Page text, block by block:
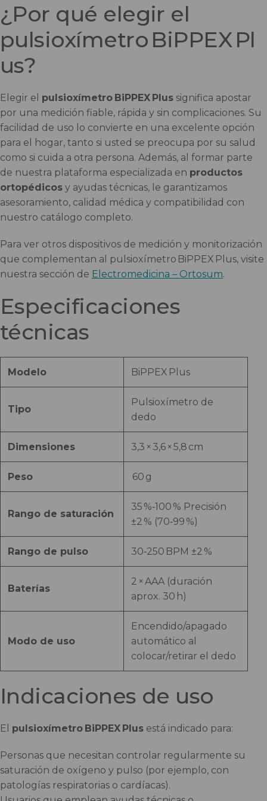
¿Por qué elegir el
pulsioxímetro BiPPEX Pl
us?
Elegir el pulsioxímetro BiPPEX Plus significa apostar
por una medición fiable, rápida y sin complicaciones. Su
facilidad de uso lo convierte en una excelente opción
para el hogar, tanto si usted se preocupa por su salud
como si cuida a otra persona. Además, al formar parte
de nuestra plataforma especializada en productos
ortopédicos y ayudas técnicas, le garantizamos
asesoramiento, calidad médica y compatibilidad con
nuestro catálogo completo.
Para ver otros dispositivos de medición y monitorización
que complementan al pulsioxímetro BiPPEX Plus, visite
nuestra sección de Electromedicina – Ortosum.
Especificaciones
técnicas
Modelo BiPPEX Plus
Tipo
Pulsioxímetro de
dedo
Dimensiones 3,3 × 3,6 × 5,8 cm
Peso 60 g
Rango de saturación
35 %‑100 % Precisión
±2 % (70‑99 %)
Rango de pulso 30‑250 BPM ±2 %
Baterías
2 × AAA (duración
aprox. 30 h)
Modo de uso
Encendido/apagado
automático al
colocar/retirar el dedo
Indicaciones de uso
El pulsioxímetro BiPPEX Plus está indicado para:
Personas que necesitan controlar regularmente su
saturación de oxígeno y pulso (por ejemplo, con
patologías respiratorias o cardíacas).